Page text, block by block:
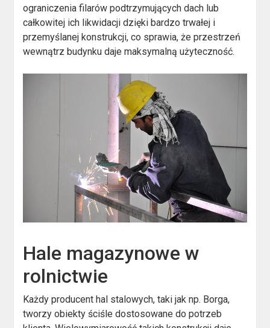
ograniczenia filarów podtrzymujących dach lub
całkowitej ich likwidacji dzięki bardzo trwałej i
przemyślanej konstrukcji, co sprawia, że przestrzeń
wewnątrz budynku daje maksymalną użyteczność.
Hale magazynowe w
rolnictwie
Każdy producent hal stalowych, taki jak np. Borga,
tworzy obiekty ściśle dostosowane do potrzeb